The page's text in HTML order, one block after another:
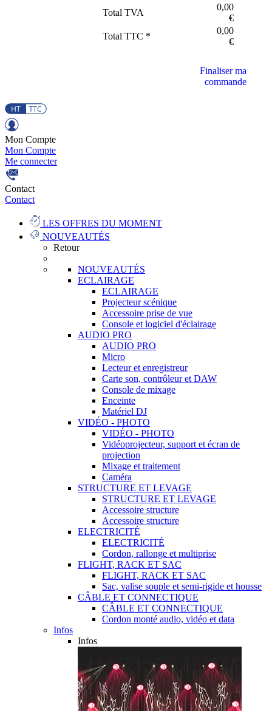
Total TVA
0,00
€
Total TTC *
0,00
€
Finaliser ma
commande
Mon Compte
Mon Compte
Me connecter
Contact
Contact
LES OFFRES DU MOMENT
NOUVEAUTÉS
Retour
NOUVEAUTÉS
ECLAIRAGE
ECLAIRAGE
Projecteur scénique
Accessoire prise de vue
Console et logiciel d'éclairage
AUDIO PRO
AUDIO PRO
Micro
Lecteur et enregistreur
Carte son, contrôleur et DAW
Console de mixage
Enceinte
Matériel DJ
VIDÉO - PHOTO
VIDÉO - PHOTO
Vidéoprojecteur, support et écran de
projection
Mixage et traitement
Caméra
STRUCTURE ET LEVAGE
STRUCTURE ET LEVAGE
Accessoire structure
Accessoire structure
ELECTRICITÉ
ELECTRICITÉ
Cordon, rallonge et multiprise
FLIGHT, RACK ET SAC
FLIGHT, RACK ET SAC
Sac, valise souple et semi-rigide et housse
CÂBLE ET CONNECTIQUE
CÂBLE ET CONNECTIQUE
Cordon monté audio, vidéo et data
Infos
Infos